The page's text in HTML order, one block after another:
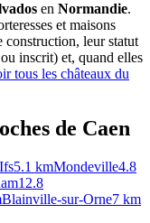
en Normandie.
et maisons
construction, leur statut
inscrit) et, quand elles
tous les châteaux du
de Caen
Ifs5.1 kmMondeville4.8
12.8
Blainville-sur-Orne7 km